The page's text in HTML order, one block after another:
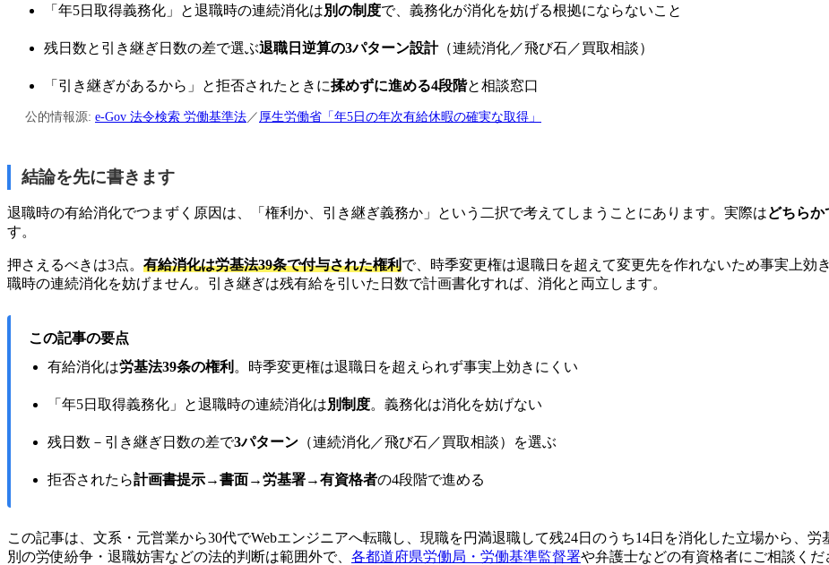
「年5日取得義務化」と退職時の連続消化は別の制度で、義務化が消化を妨げる根拠にならないこと
残日数と引き継ぎ日数の差で選ぶ退職日逆算の3パターン設計（連続消化／飛び石／買取相談）
「引き継ぎがあるから」と拒否されたときに揉めずに進める4段階と相談窓口
公的情報源: e-Gov 法令検索 労働基準法／厚生労働省「年5日の年次有給休暇の確実な取得」
結論を先に書きます
退職時の有給消化でつまずく原因は、「権利か、引き継ぎ義務か」という二択で考えてしまうことにあります。実際はどちら
す。
押さえるべきは3点。 有給消化は労基法39条で付与された権利で、時季変更権は退職日を超えて変更先を作れないため事実上効
職時の連続消化を妨げません。引き継ぎは残有給を引いた日数で計画書化すれば、消化と両立します。
この記事の要点
有給消化は労基法39条の権利 。時季変更権は退職日を超えられず事実上効きにくい
「年5日取得義務化」と退職時の連続消化は別制度。義務化は消化を妨げない
残日数－引き継ぎ日数の差で3パターン（連続消化／飛び石／買取相談）を選ぶ
拒否されたら計画書提示→書面→労基署→有資格者の4段階で進める
この記事は、文系・元営業から30代でWebエンジニアへ転職し、現職を円満退職して残24日のうち14日を消化した立場から、
別の労使紛争・退職妨害などの法的判断は範囲外で、 各都道府県労働局・労働基準監督署や弁護士などの有資格者にご相談くだ